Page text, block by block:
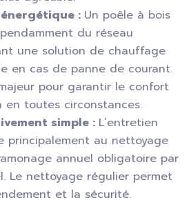
: Un poêle à bois
du réseau
une solution de chauffage
en cas de panne de courant.
pour garantir le confort
en toutes circonstances.
simple : L’entretien
principalement au nettoyage
annuel obligatoire par
Le nettoyage régulier permet
et la sécurité.